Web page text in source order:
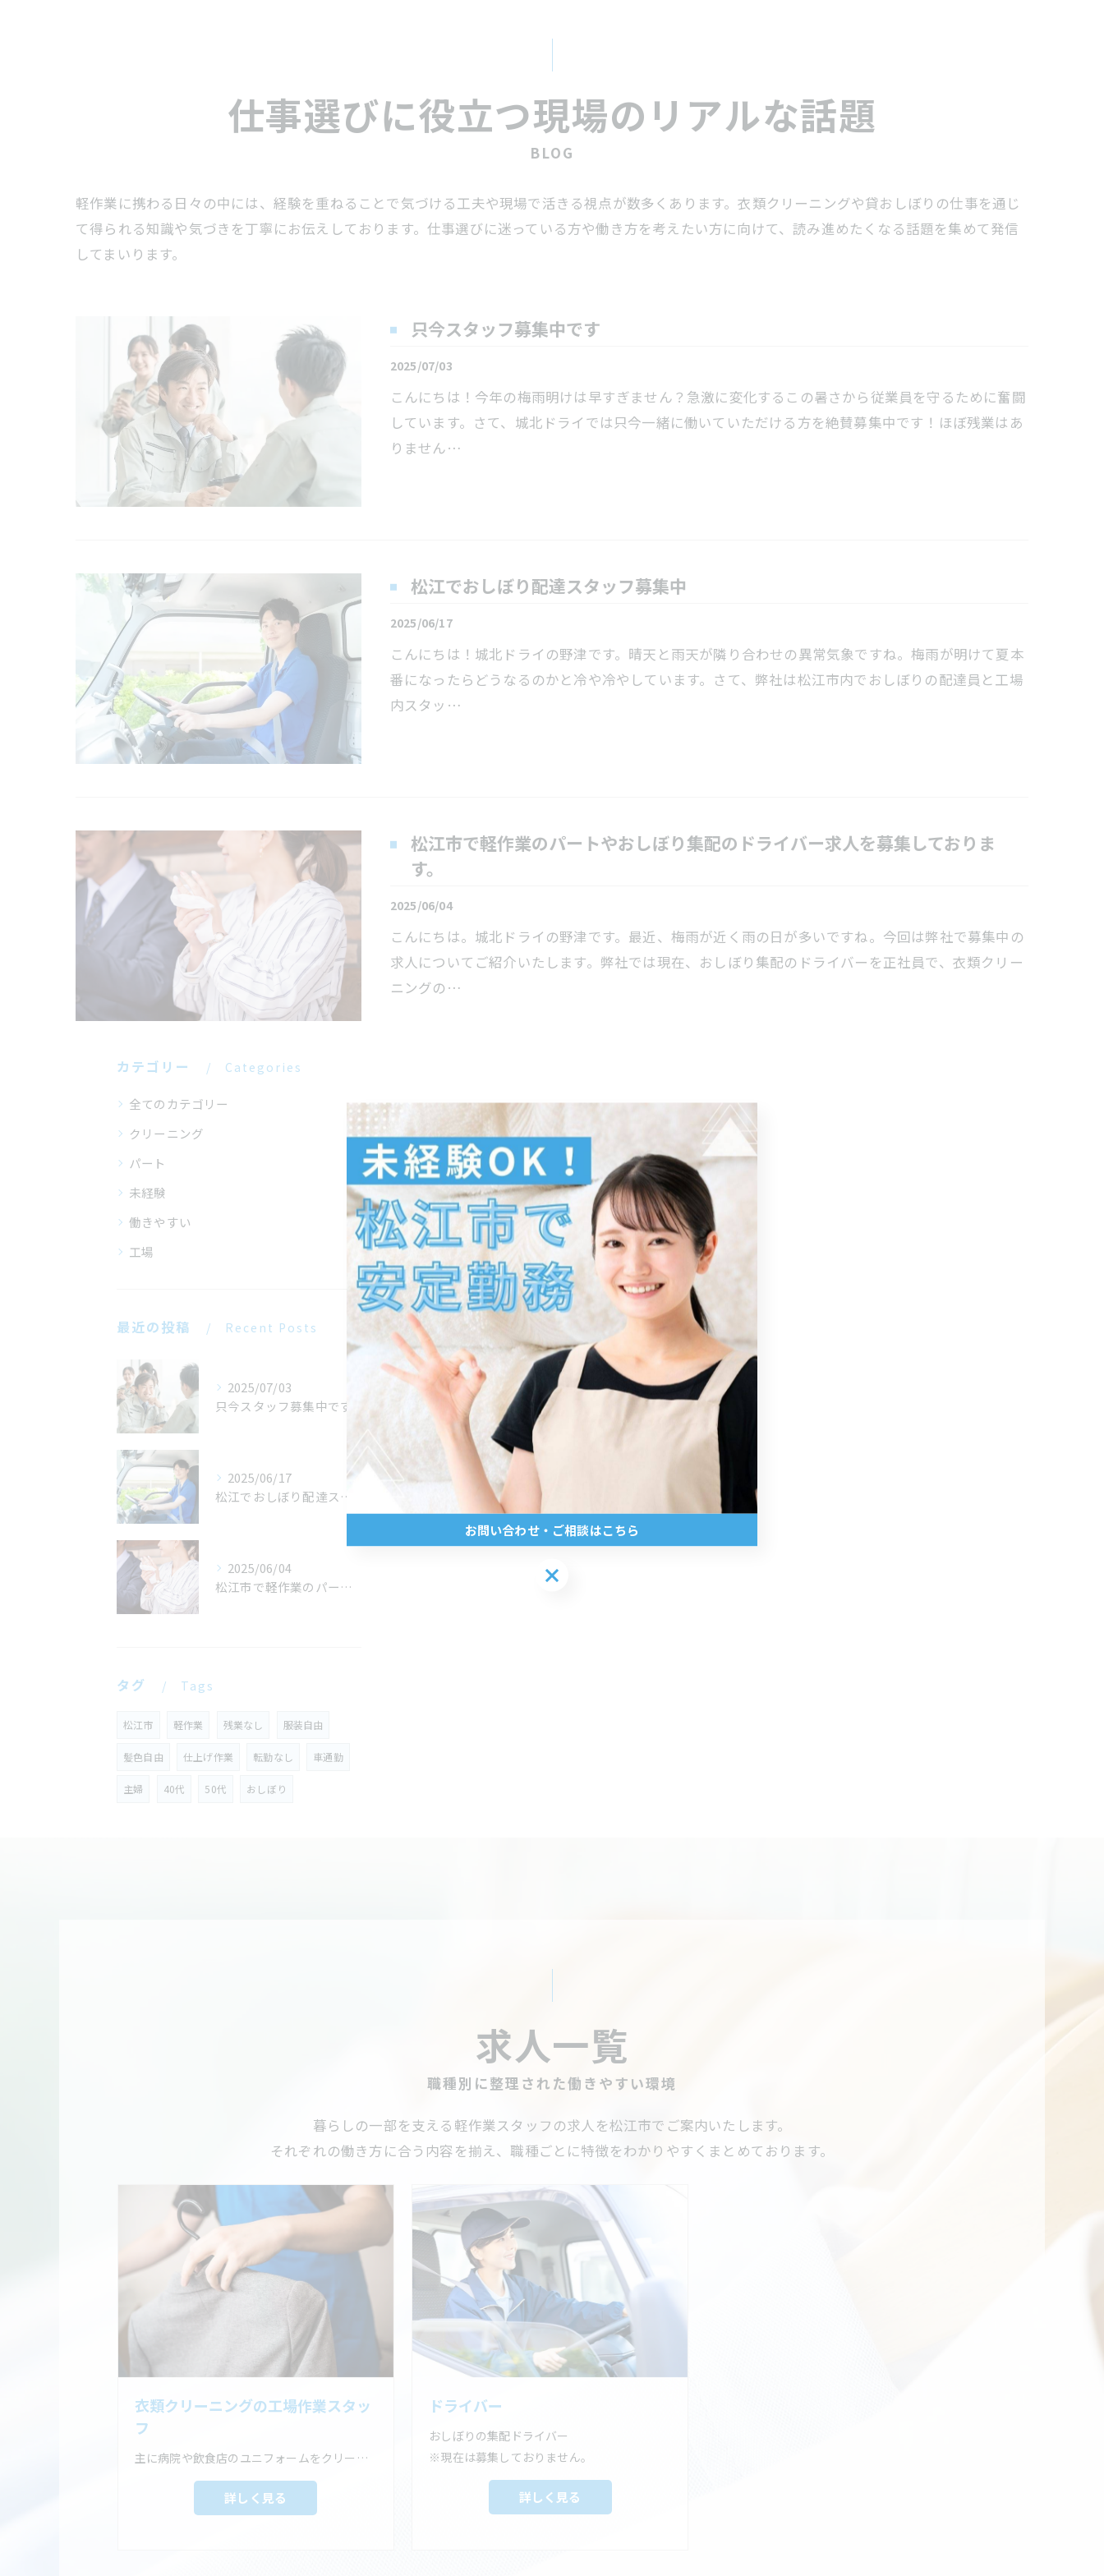
仕事選びに役立つ現場のリアルな話題
BLOG
軽作業に携わる日々の中には、経験を重ねることで気づける工夫や現場で活きる視点が数多くあります。衣類クリーニングや貸おしぼりの仕事を通じ
て得られる知識や気づきを丁寧にお伝えしております。仕事選びに迷っている方や働き方を考えたい方に向けて、読み進めたくなる話題を集めて発信
してまいります。
只今スタッフ募集中です
2025/07/03
こんにちは！今年の梅雨明けは早すぎません？急激に変化するこの暑さから従業員を守るために奮闘
しています。さて、城北ドライでは只今一緒に働いていただける方を絶賛募集中です！ほぼ残業はあ
りません…
松江でおしぼり配達スタッフ募集中
2025/06/17
こんにちは！城北ドライの野津です。晴天と雨天が隣り合わせの異常気象ですね。梅雨が明けて夏本
番になったらどうなるのかと冷や冷やしています。さて、弊社は松江市内でおしぼりの配達員と工場
内スタッ…
松江市で軽作業のパートやおしぼり集配のドライバー求人を募集しておりま
す。
2025/06/04
こんにちは。城北ドライの野津です。最近、梅雨が近く雨の日が多いですね。今回は弊社で募集中の
求人についてご紹介いたします。弊社では現在、おしぼり集配のドライバーを正社員で、衣類クリー
ニングの…
カテゴリー Categories
全てのカテゴリー
クリーニング
パート
未経験
働きやすい
工場
最近の投稿 Recent Posts
2025/07/03
只今スタッフ募集中です
2025/06/17
松江でおしぼり配達スタッフ募集中
2025/06/04
松江市で軽作業のパートやおしぼり集配のドライバー求人を募集しております。
タグ Tags
松江市 軽作業 残業なし 服装自由
髪色自由 仕上げ作業 転勤なし 車通勤
主婦 40代 50代 おしぼり
職種別に整理された働きやすい環境
求人一覧
暮らしの一部を支える軽作業スタッフの求人を松江市でご案内いたします。
それぞれの働き方に合う内容を揃え、職種ごとに特徴をわかりやすくまとめております。
衣類クリーニングの工場作業スタッ
フ
主に病院や飲食店のユニフォームをクリーニングするお仕事です。
詳しく見る
ドライバー
おしぼりの集配ドライバー
※現在は募集しておりません。
詳しく見る
お問い合わせ・ご相談はこちら
お問い合わせ・ご相談はこちら